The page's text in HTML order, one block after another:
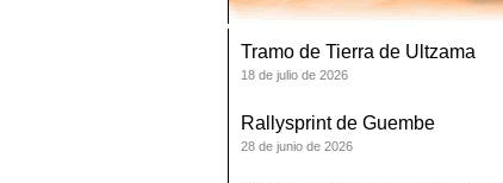
Tramo de Tierra de Ultzama
18 de julio de 2026
Rallysprint de Guembe
28 de junio de 2026